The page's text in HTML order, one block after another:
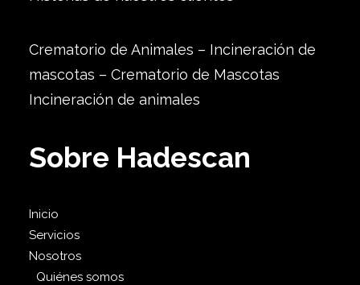
Crematorio de Animales – Incineración de
mascotas – Crematorio de Mascotas
Incineración de animales
Sobre Hadescan
Inicio
Servicios
Nosotros
Quiénes somos